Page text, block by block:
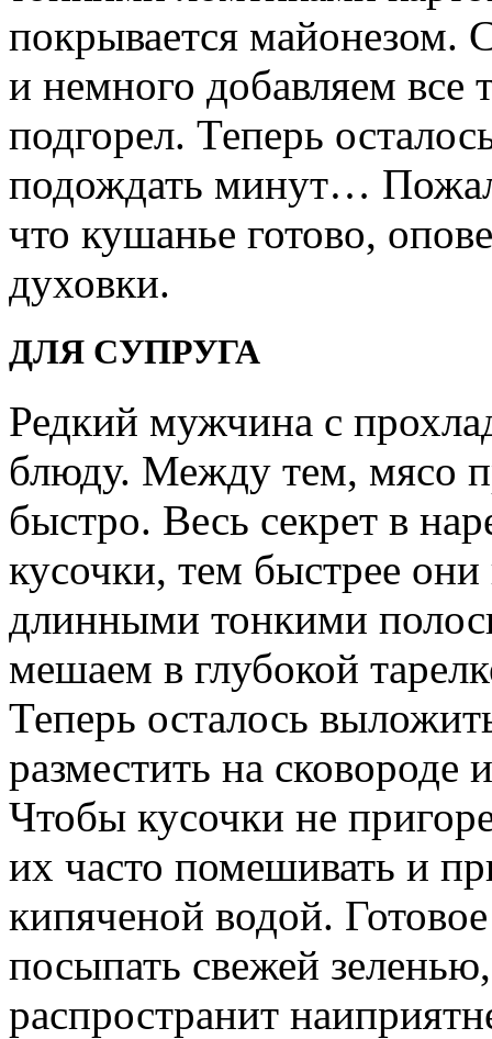
покрывается майонезом.
и немного добавляем все
подгорел. Теперь
подождать минут…
что кушанье готово,
духовки.
ДЛЯ СУПРУГА
Редкий мужчина с
блюду. Между тем, мясо
быстро. Весь секрет в
кусочки, тем быстрее они
длинными тонкими
мешаем в глубокой
Теперь осталось
разместить на сковороде
Чтобы кусочки не
их часто помешивать и
кипяченой водой.
посыпать свежей
распространит